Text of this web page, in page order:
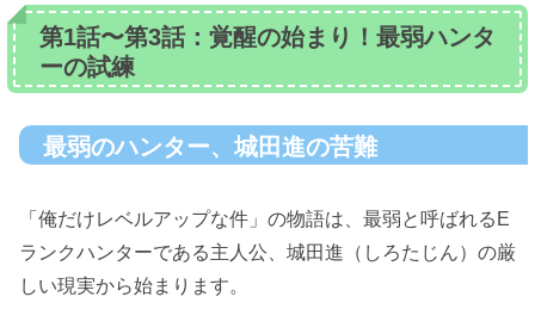
第1話〜第3話：覚醒の始まり！最弱ハンタ
ーの試練
最弱のハンター、城田進の苦難
「俺だけレベルアップな件」の物語は、最弱と呼ばれるE
ランクハンターである主人公、城田進（しろたじん）の厳
しい現実から始まります。